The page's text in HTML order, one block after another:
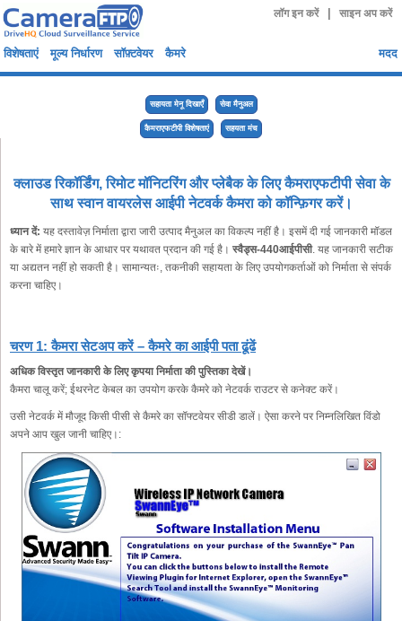
लॉग इन करें साइन अप करें
विशेषताएं मूल्य निर्धारण सॉफ़्टवेयर कैमरे मदद
सहायता मेनू दिखाएँ सेवा मैनुअल
कैमराएफटीपी विशेषताएं सहयता मंच
क्लाउड रिकॉर्डिंग, रिमोट मॉनिटरिंग और प्लेबैक के लिए कैमराएफटीपी सेवा के
साथ स्वान वायरलेस आईपी नेटवर्क कैमरा को कॉन्फ़िगर करें।
ध्यान दें: यह दस्तावेज़ निर्माता द्वारा जारी उत्पाद मैनुअल का विकल्प नहीं है। इसमें दी गई जानकारी मॉडल
के बारे में हमारे ज्ञान के आधार पर यथावत प्रदान की गई है। स्वैड्स-440आईपीसी. यह जानकारी सटीक
या अद्यतन नहीं हो सकती है। सामान्यतः, तकनीकी सहायता के लिए उपयोगकर्ताओं को निर्माता से संपर्क
करना चाहिए।
चरण 1: कैमरा सेटअप करें – कैमरे का आईपी पता ढूंढें
अधिक विस्तृत जानकारी के लिए कृपया निर्माता की पुस्तिका देखें।
कैमरा चालू करें; ईथरनेट केबल का उपयोग करके कैमरे को नेटवर्क राउटर से कनेक्ट करें।
उसी नेटवर्क में मौजूद किसी पीसी से कैमरे का सॉफ्टवेयर सीडी डालें। ऐसा करने पर निम्नलिखित विंडो
अपने आप खुल जानी चाहिए।: